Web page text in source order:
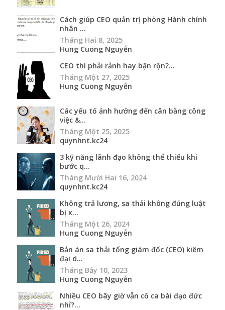
Cách giúp CEO quản trị phòng Hành chính
nhân ...
Tháng Hai 8, 2025
Hung Cuong Nguyễn
CEO thì phải rảnh hay bận rộn?...
Tháng Một 27, 2025
Hung Cuong Nguyễn
Các yếu tố ảnh hưởng đến cân bằng công
việc &...
Tháng Một 25, 2025
quynhnt.kc24
3 kỹ năng lãnh đạo không thể thiếu khi
bước q...
Tháng Mười Hai 16, 2024
quynhnt.kc24
Không trả lương, sa thải không đúng luật
bị x...
Tháng Một 26, 2024
Hung Cuong Nguyễn
Bản án sa thải tổng giám đốc (CEO) kiêm
đại d...
Tháng Bảy 10, 2023
Hung Cuong Nguyễn
Nhiều CEO bây giờ vẫn cố ca bài đạo đức
nhỉ?...